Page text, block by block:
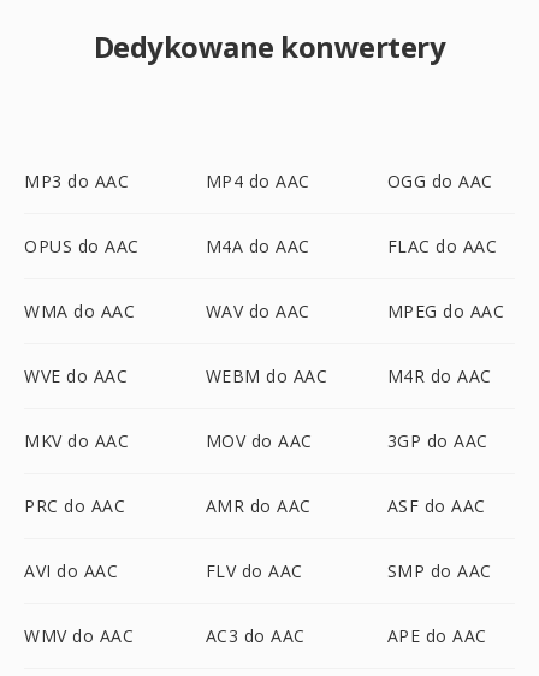
Dedykowane konwertery
MP3 do AAC MP4 do AAC OGG do AAC
OPUS do AAC M4A do AAC FLAC do AAC
WMA do AAC WAV do AAC MPEG do AAC
WVE do AAC WEBM do AAC M4R do AAC
MKV do AAC MOV do AAC 3GP do AAC
PRC do AAC AMR do AAC ASF do AAC
AVI do AAC FLV do AAC SMP do AAC
WMV do AAC AC3 do AAC APE do AAC